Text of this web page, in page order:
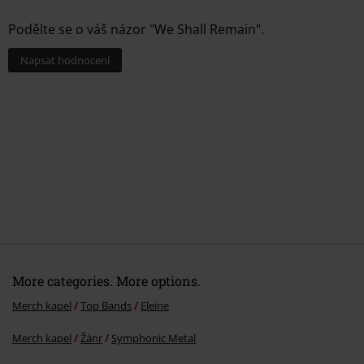
1.
2. Stand By The Flame
3. We Are Legion
4. Promise Of Apocalypse
Podělte se o váš názor "We Shall Remain".
Napsat hodnocení
More categories. More options.
Merch kapel Top Bands Eleine
Merch kapel Žánr Symphonic Metal